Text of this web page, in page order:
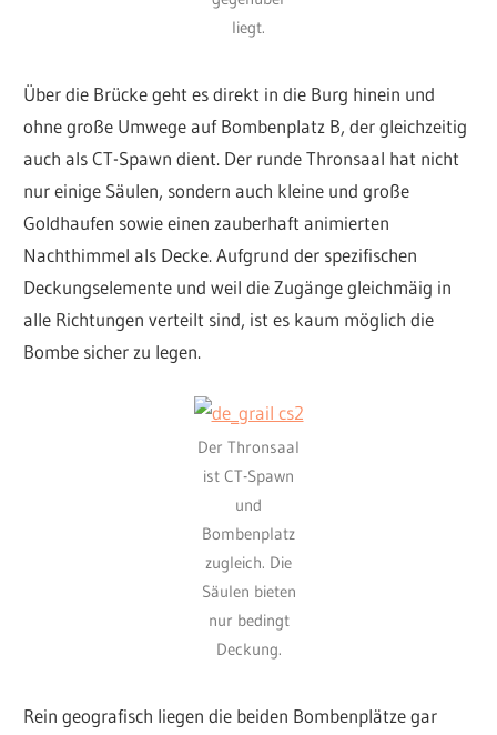
liegt.
Über die Brücke geht es direkt in die Burg hinein und
ohne große Umwege auf Bombenplatz B, der gleichzeitig
auch als CT-Spawn dient. Der runde Thronsaal hat nicht
nur einige Säulen, sondern auch kleine und große
Goldhaufen sowie einen zauberhaft animierten
Nachthimmel als Decke. Aufgrund der spezifischen
Deckungselemente und weil die Zugänge gleichmäig in
alle Richtungen verteilt sind, ist es kaum möglich die
Bombe sicher zu legen.
Der Thronsaal
ist CT-Spawn
und
Bombenplatz
zugleich. Die
Säulen bieten
nur bedingt
Deckung.
Rein geografisch liegen die beiden Bombenplätze gar